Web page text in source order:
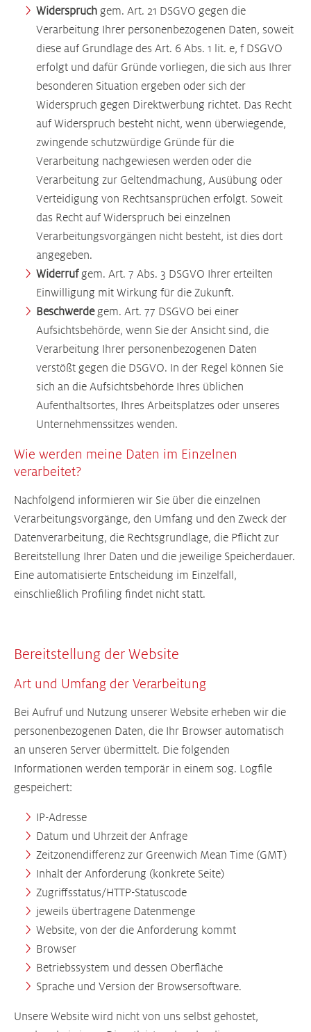
Widerspruch gem. Art. 21 DSGVO gegen die
Verarbeitung Ihrer personenbezogenen Daten, soweit
diese auf Grundlage des Art. 6 Abs. 1 lit. e, f DSGVO
erfolgt und dafür Gründe vorliegen, die sich aus Ihrer
besonderen Situation ergeben oder sich der
Widerspruch gegen Direktwerbung richtet. Das Recht
auf Widerspruch besteht nicht, wenn überwiegende,
zwingende schutzwürdige Gründe für die
Verarbeitung nachgewiesen werden oder die
Verarbeitung zur Geltendmachung, Ausübung oder
Verteidigung von Rechtsansprüchen erfolgt. Soweit
das Recht auf Widerspruch bei einzelnen
Verarbeitungsvorgängen nicht besteht, ist dies dort
angegeben.
Widerrufgem. Art. 7 Abs. 3 DSGVO Ihrer erteilten
Einwilligung mit Wirkung für die Zukunft.
Beschwerdegem. Art. 77 DSGVO bei einer
Aufsichtsbehörde, wenn Sie der Ansicht sind, die
Verarbeitung Ihrer personenbezogenen Daten
verstößt gegen die DSGVO. In der Regel können Sie
sich an die Aufsichtsbehörde Ihres üblichen
Aufenthaltsortes, Ihres Arbeitsplatzes oder unseres
Unternehmenssitzes wenden.
Wie werden meine Daten im Einzelnen
verarbeitet?
Nachfolgend informieren wir Sie über die einzelnen
Verarbeitungsvorgänge, den Umfang und den Zweck der
Datenverarbeitung, die Rechtsgrundlage, die Pflicht zur
Bereitstellung Ihrer Daten und die jeweilige Speicherdauer.
Eine automatisierte Entscheidung im Einzelfall,
einschließlich Profiling findet nicht statt.
Bereitstellung der Website
Art und Umfang der Verarbeitung
Bei Aufruf und Nutzung unserer Website erheben wir die
personenbezogenen Daten, die Ihr Browser automatisch
an unseren Server übermittelt. Die folgenden
Informationen werden temporär in einem sog. Logfile
gespeichert:
IP-Adresse
Datum und Uhrzeit der Anfrage
Zeitzonendifferenz zur Greenwich Mean Time (GMT)
Inhalt der Anforderung (konkrete Seite)
Zugriffsstatus/HTTP-Statuscode
jeweils übertragene Datenmenge
Website, von der die Anforderung kommt
Browser
Betriebssystem und dessen Oberfläche
Sprache und Version der Browsersoftware.
Unsere Website wird nicht von uns selbst gehostet,